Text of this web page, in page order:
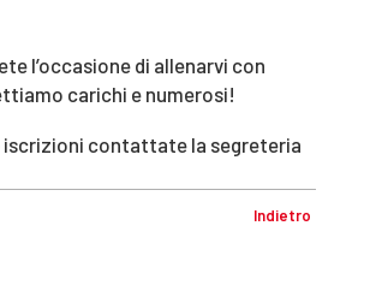
l’occasione di allenarvi con
carichi e numerosi!
iscrizioni contattate la segreteria
Indietro